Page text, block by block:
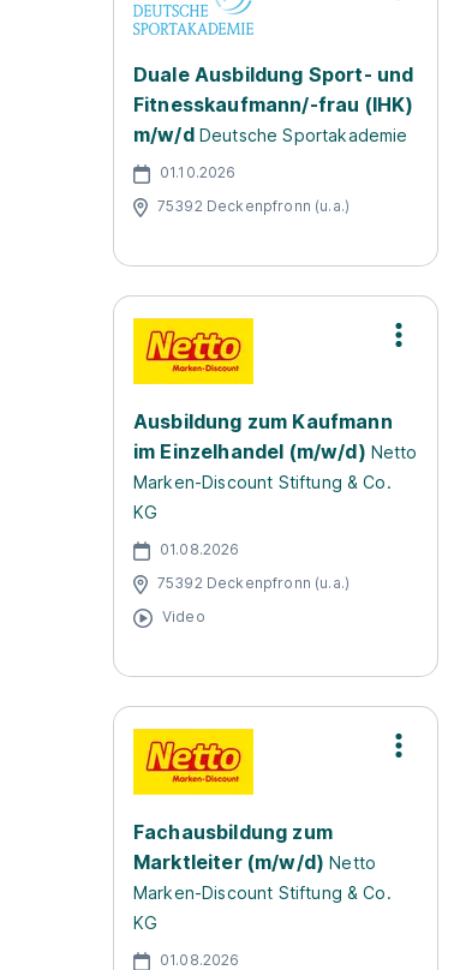
Duale Ausbildung Sport- und
Fitnesskaufmann/-frau (IHK)
m/w/d Deutsche Sportakademie
01.10.2026
75392 Deckenpfronn (u.a.)
Ausbildung zum Kaufmann
im Einzelhandel (m/w/d) Netto
Marken-Discount Stiftung & Co.
KG
01.08.2026
75392 Deckenpfronn (u.a.)
Video
Fachausbildung zum
Marktleiter (m/w/d) Netto
Marken-Discount Stiftung & Co.
KG
01.08.2026